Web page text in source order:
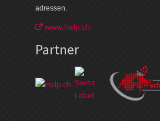
adressen.
www.help.ch
Partner